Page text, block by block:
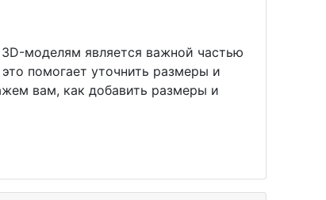
моделям является важной частью
помогает уточнить размеры и
вам, как добавить размеры и